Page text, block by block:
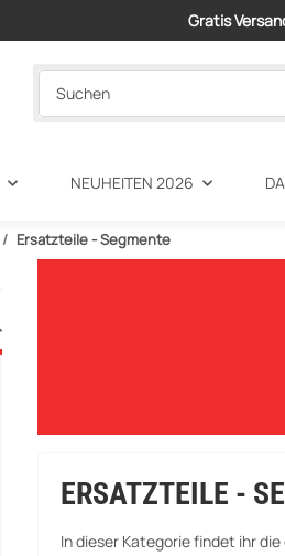
Gratis
NEUHEITEN 2026
Ersatzteile - Segmente
ERSATZTEILE -
In dieser Kategorie findet ihr